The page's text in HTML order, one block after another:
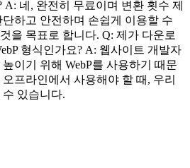
A: 네, 완전히 무료이며 변환 횟수 제
하고 안전하며 손쉽게 이용할 수
을 목표로 합니다. Q: 제가 다운로
형식인가요? A: 웹사이트 개발자
이기 위해 WebP를 사용하기 때문
프라인에서 사용해야 할 때, 우리
있습니다.